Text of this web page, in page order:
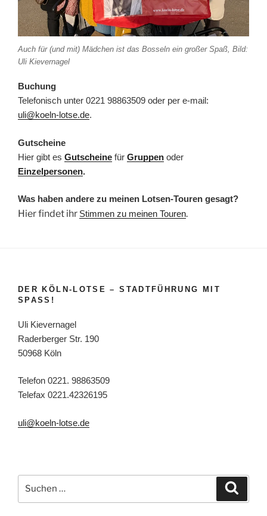
Auch für (und mit) Mädchen ist das Bosseln ein großer Spaß, Bild:
Uli Kievernagel
Buchung
Telefonisch unter 0221 98863509 oder per e-mail:
uli@koeln-lotse.de.
Gutscheine
Hier gibt es Gutscheine für Gruppen oder
Einzelpersonen.
Was haben andere zu meinen Lotsen-Touren gesagt?
Hier findet ihr Stimmen zu meinen Touren.
DER KÖLN-LOTSE – STADTFÜHRUNG MIT
SPASS!
Uli Kievernagel
Raderberger Str. 190
50968 Köln
Telefon 0221. 98863509
Telefax 0221.42326195
uli@koeln-lotse.de